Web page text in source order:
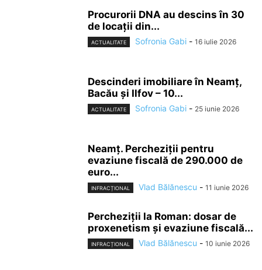
Procurorii DNA au descins în 30
de locații din...
ACTUALITATE Sofronia Gabi - 16 iulie 2026
Descinderi imobiliare în Neamț,
Bacău și Ilfov – 10...
ACTUALITATE Sofronia Gabi - 25 iunie 2026
Neamț. Percheziții pentru
evaziune fiscală de 290.000 de
euro...
INFRACȚIONAL Vlad Bălănescu - 11 iunie 2026
Percheziții la Roman: dosar de
proxenetism și evaziune fiscală...
INFRACȚIONAL Vlad Bălănescu - 10 iunie 2026